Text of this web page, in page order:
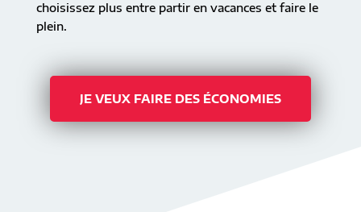
choisissez plus entre partir en vacances et faire le
plein.
JE VEUX FAIRE DES ÉCONOMIES